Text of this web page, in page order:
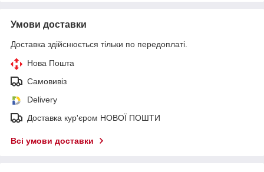
Умови доставки
Доставка здійснюється тільки по передоплаті.
Нова Пошта
Самовивіз
Delivery
Доставка кур'єром НОВОЇ ПОШТИ
Всі умови доставки